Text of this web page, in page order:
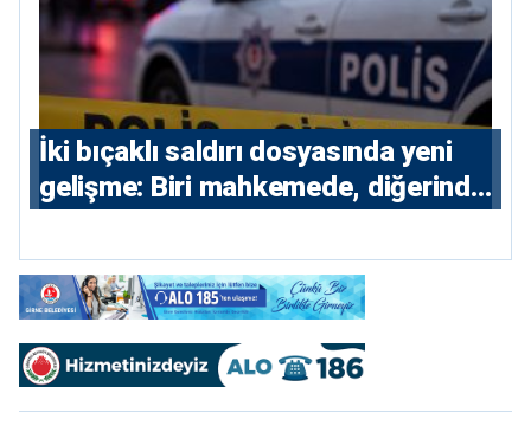
İki bıçaklı saldırı dosyasında yeni
gelişme: Biri mahkemede, diğerinde